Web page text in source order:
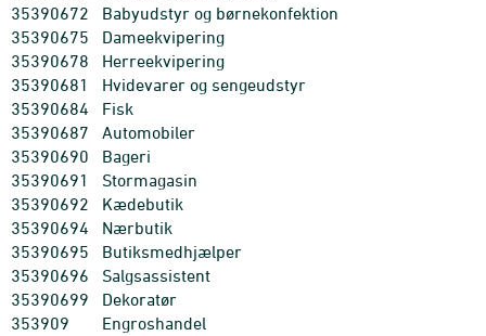
35390672
Babyudstyr og børnekonfektion
35390675
Dameekvipering
35390678
Herreekvipering
35390681
Hvidevarer og sengeudstyr
35390684
Fisk
35390687
Automobiler
35390690
Bageri
35390691
Stormagasin
35390692
Kædebutik
35390694
Nærbutik
35390695
Butiksmedhjælper
35390696
Salgsassistent
35390699
Dekoratør
353909
Engroshandel